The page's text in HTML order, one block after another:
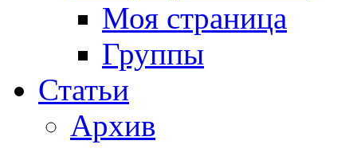
Моя страница
Группы
Статьи
Архив